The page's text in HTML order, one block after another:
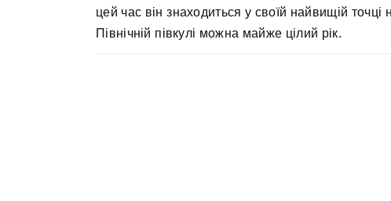
цей час він знаходиться у своїй найвищій
Північній півкулі можна майже цілий рік.